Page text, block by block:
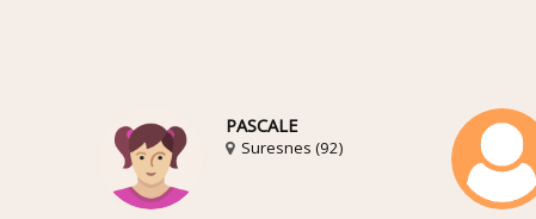
PASCALE
Suresnes (92)